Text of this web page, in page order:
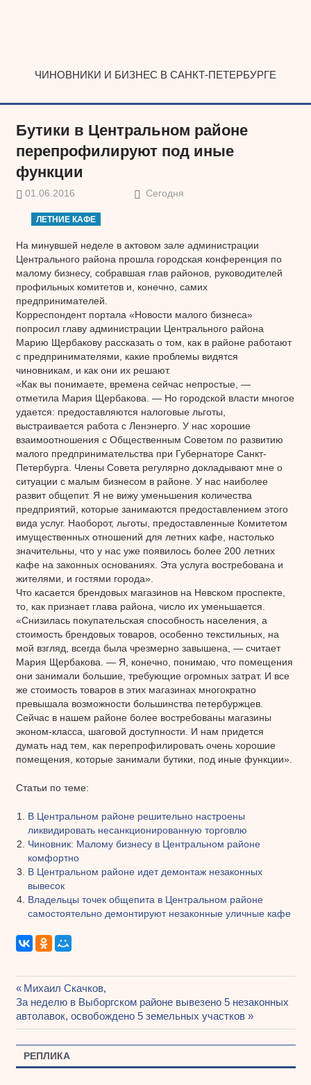
ЧИНОВНИКИ И БИЗНЕС В САНКТ-ПЕТЕРБУРГЕ
Бутики в Центральном районе
перепрофилируют под иные
функции
01.06.2016 Сегодня
ЛЕТНИЕ КАФЕ
На минувшей неделе в актовом зале администрации
Центрального района прошла городская конференция по
малому бизнесу, собравшая глав районов, руководителей
профильных комитетов и, конечно, самих
предпринимателей.
Корреспондент портала «Новости малого бизнеса»
попросил главу администрации Центрального района
Марию Щербакову рассказать о том, как в районе работают
с предпринимателями, какие проблемы видятся
чиновникам, и как они их решают.
«Как вы понимаете, времена сейчас непростые, —
отметила Мария Щербакова. — Но городской власти многое
удается: предоставляются налоговые льготы,
выстраивается работа с Ленэнерго. У нас хорошие
взаимоотношения с Общественным Советом по развитию
малого предпринимательства при Губернаторе Санкт-
Петербурга. Члены Совета регулярно докладывают мне о
ситуации с малым бизнесом в районе. У нас наиболее
развит общепит. Я не вижу уменьшения количества
предприятий, которые занимаются предоставлением этого
вида услуг. Наоборот, льготы, предоставленные Комитетом
имущественных отношений для летних кафе, настолько
значительны, что у нас уже появилось более 200 летних
кафе на законных основаниях. Эта услуга востребована и
жителями, и гостями города».
Что касается брендовых магазинов на Невском проспекте,
то, как признает глава района, число их уменьшается.
«Снизилась покупательская способность населения, а
стоимость брендовых товаров, особенно текстильных, на
мой взгляд, всегда была чрезмерно завышена, — считает
Мария Щербакова. — Я, конечно, понимаю, что помещения
они занимали большие, требующие огромных затрат. И все
же стоимость товаров в этих магазинах многократно
превышала возможности большинства петербуржцев.
Сейчас в нашем районе более востребованы магазины
эконом-класса, шаговой доступности. И нам придется
думать над тем, как перепрофилировать очень хорошие
помещения, которые занимали бутики, под иные функции».
Статьи по теме:
В Центральном районе решительно настроены
ликвидировать несанкционированную торговлю
Чиновник: Малому бизнесу в Центральном районе
комфортно
В Центральном районе идет демонтаж незаконных
вывесок
Владельцы точек общепита в Центральном районе
самостоятельно демонтируют незаконные уличные кафе
Навигация
по
записям
Предыдущая
запись:
Михаил Скачков,
Следующая
запись:
За неделю в Выборгском районе вывезено 5 незаконных
автолавок, освобождено 5 земельных участков
РЕПЛИКА